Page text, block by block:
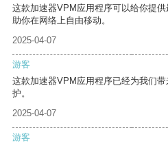
这款加速器VPM应用程序可以给你提
助你在网络上自由移动。
2025-04-07
游客
这款加速器VPM应用程序已经为我们
护。
2025-04-07
游客